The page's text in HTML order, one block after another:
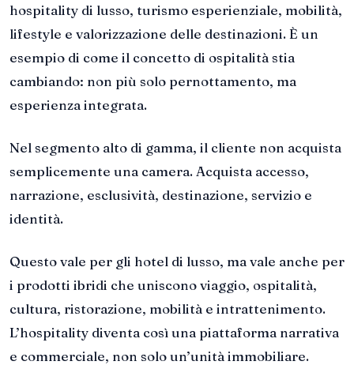
hospitality di lusso, turismo esperienziale, mobilità,
lifestyle e valorizzazione delle destinazioni. È un
esempio di come il concetto di ospitalità stia
cambiando: non più solo pernottamento, ma
esperienza integrata.
Nel segmento alto di gamma, il cliente non acquista
semplicemente una camera. Acquista accesso,
narrazione, esclusività, destinazione, servizio e
identità.
Questo vale per gli hotel di lusso, ma vale anche per
i prodotti ibridi che uniscono viaggio, ospitalità,
cultura, ristorazione, mobilità e intrattenimento.
L’hospitality diventa così una piattaforma narrativa
e commerciale, non solo un’unità immobiliare.